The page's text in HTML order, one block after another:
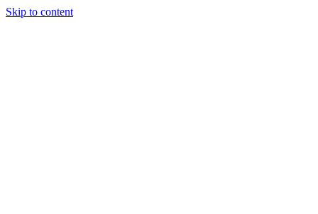
Skip to content